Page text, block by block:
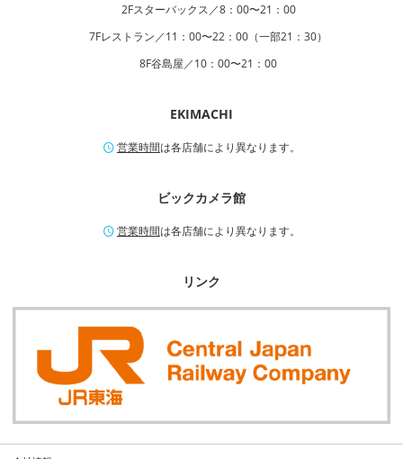
2Fスターバックス／8：00〜21：00
7Fレストラン／11：00〜22：00（一部21：30）
8F谷島屋／10：00〜21：00
EKIMACHI
営業時間は各店舗により異なります。
ビックカメラ館
営業時間は各店舗により異なります。
リンク